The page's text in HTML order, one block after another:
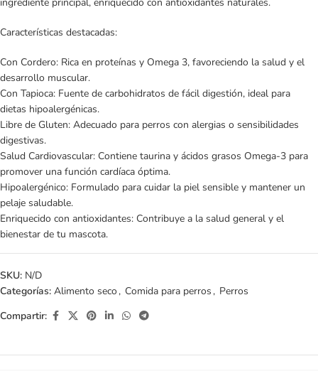
Características destacadas:
Con Cordero: Rica en proteínas y Omega 3, favoreciendo la salud y el
desarrollo muscular.
Con Tapioca: Fuente de carbohidratos de fácil digestión, ideal para
dietas hipoalergénicas.
Libre de Gluten: Adecuado para perros con alergias o sensibilidades
digestivas.
Salud Cardiovascular: Contiene taurina y ácidos grasos Omega-3 para
promover una función cardíaca óptima.
Hipoalergénico: Formulado para cuidar la piel sensible y mantener un
pelaje saludable.
Enriquecido con antioxidantes: Contribuye a la salud general y el
bienestar de tu mascota.
SKU: N/D
Categorías: Alimento seco , Comida para perros , Perros
Compartir: